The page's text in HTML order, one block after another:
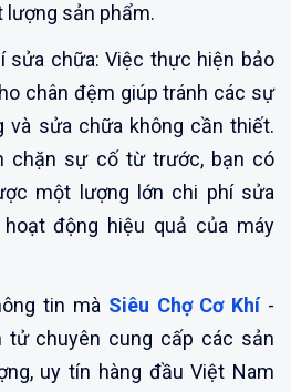
lượng sản phẩm.
sửa chữa: Việc thực hiện bảo
chân đệm giúp tránh các sự
và sửa chữa không cần thiết.
chặn sự cố từ trước, bạn có
một lượng lớn chi phí sửa
động hiệu quả của máy
tin mà Siêu Chợ Cơ Khí-
tử chuyên cung cấp các sản
uy tín hàng đầu Việt Nam